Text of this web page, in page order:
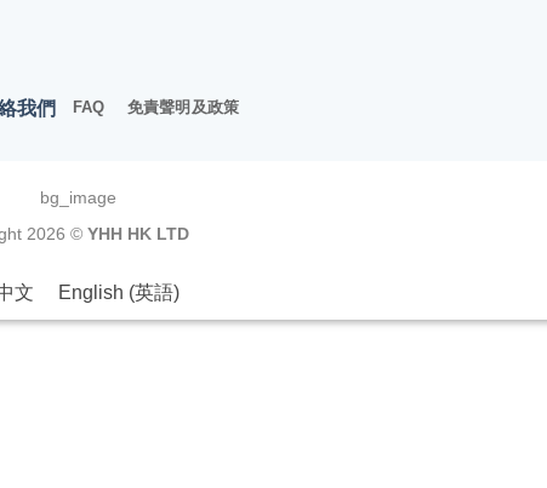
我們 FAQ 免責聲明及政策
2026 © YHH HK LTD
文 English (英語)